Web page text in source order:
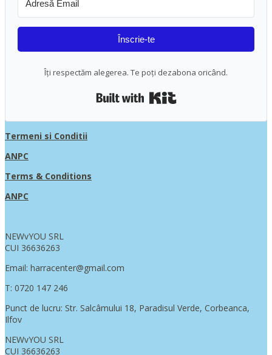
Înscrie-te
Îți respectăm alegerea. Te poți dezabona oricând.
Termeni si Conditii
ANPC
Terms & Conditions
ANPC
NEWvYOU SRL
CUI 36636263
Email: harracenter@gmail.com
T: 0720 147 246
Punct de lucru: Str. Salcâmului 18, Paradisul Verde, Corbeanca,
Ilfov
NEWvYOU SRL
CUI 36636263